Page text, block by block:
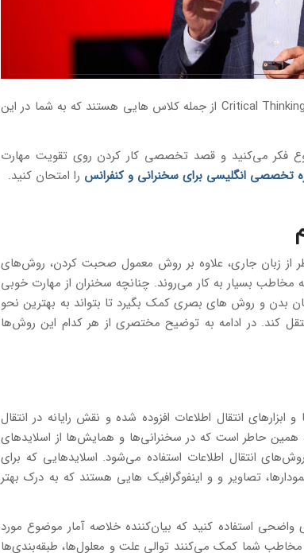
کلاس های بحث آزاد، TED Talk و Critical Thinking از جمله کلاس هایی هستند که به شما در این
فکر می‌کنید و قصد تخصصی کار کردن روی تقویت مهارت
تخصصی انگلیسی برای سخنرانی و کنفرانس را امتحان کنید.
از زبان جاری، علاوه بر روش معمول صحبت کردن، روش‌های
مخاطب بسیار به کار می‌روند. چنانچه سخنران از مهارت خوبی
زبان بدن و روش‌ های بصری کمک بگیرد تا بتواند به بهترین نحو
کند. در ادامه به توضیح مختصری از هر کدام این روش‌ها
انتقال اطلاعات افزوده‌ شده و نقش رایانه در انتقال
همین حاطر است که در سخنرانی‌ها و همایش‌ها از اسلایدهای
انتقال اطلاعات استفاده می‌شود. اسلایدهایی که برای
تصاویر و و اینفوگرافیک هایی هستند که به درک بهتر
واضحی استفاده کنید که بیان‌کننده خلاصه آمار موضوع مورد
مخاطب شما کمک می‌کنند توالی علت و معلول‌ها، طبقه‌بندی‌ها